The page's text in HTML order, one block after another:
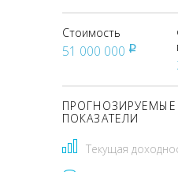
Стоимость
51 000 000 pуб
ПОКАЗАТЕЛИ
Текущая